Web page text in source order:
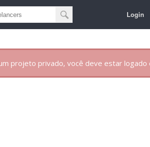
Login
projeto privado, você deve estar logado